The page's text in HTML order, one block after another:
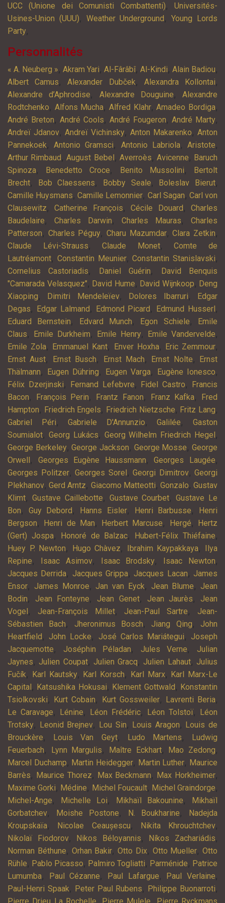
UCC (Unione dei Comunisti Combattenti),Universités-
Usines-Union (UUU), Weather Underground ,Young Lords
Party,
Personnalités
« A. Neuberg », Akram Yari, Al-Fârâbî, Al-Kindi, Alain Badiou,
Albert Camus,Alexander Dubček, Alexandra Kollontai,
Alexandre d’Aphrodise, Alexandre Douguine, Alexandre
Rodtchenko, Alfons Mucha,Alfred Klahr,Amadeo Bordiga,
André Breton, André Cools, André Fougeron, André Marty,
Andreï Jdanov, Andreï Vichinsky, Anton Makarenko, Anton
Pannekoek,Antonio Gramsci, Antonio Labriola,Aristote,
Arthur Rimbaud ,August Bebel , Averroès, Avicenne, Baruch
Spinoza, Benedetto Croce, Benito Mussolini,
Bertolt
Brecht, Bob Claessens, Bobby Seale, Boleslav Bierut,
Camille Huysmans,Camille Lemonnier, Carl Sagan, Carl von
Clausewitz,Catherine François,Cécile Douard ,Charles
Baudelaire, Charles Darwin, Charles Mauras, Charles
Patterson, Charles Péguy,Charu Mazumdar,Clara Zetkin,
Claude Lévi-Strauss,Claude Monet,Comte de
Lautréamont, Constantin Meunier,Constantin Stanislavski,
Cornelius Castoriadis, Daniel Guérin,
David Benquis
"Camarada Velasquez", David Hume, David Wijnkoop, Deng
Xiaoping, Dimitri Mendeleïev, Dolores Ibarruri,
Edgar
Degas, Edgar Lalmand , Edmond Picard , Edmund Husserl ,
Eduard Bernstein, Edvard Munch, Egon Schiele,
Emile
Claus, Emile Durkheim, Emile Henry, Emile Vandervelde,
Emile Zola, Emmanuel Kant, Enver Hoxha, Eric Zemmour,
Ernst Aust, Ernst Busch, Ernst Mach, Ernst Nolte,
Ernst
Thälmann, Eugen Dühring, Eugen Varga, Eugène Ionesco,
Félix Dzerjinski, Fernand Lefebvre, Fidel Castro,
Francis
Bacon, François Perin, Frantz Fanon, Franz Kafka,
Fred
Hampton, Friedrich Engels, Friedrich Nietzsche, Fritz Lang,
Gabriel Péri,Gabriele D'Annunzio,Galilée,Gaston
Soumialot, Georg Lukács, Georg Wilhelm Friedrich Hegel ,
George Berkeley,George Jackson, George Mosse,George
Orwell , Georges Eugène Haussmann,Georges Laugée,
Georges Politzer, Georges Sorel , Georgi Dimitrov, Georgi
Plekhanov,Gerd Arntz, Giacomo Matteotti, Gonzalo,Gustav
Klimt, Gustave Caillebotte, Gustave Courbet,Gustave Le
Bon, Guy Debord , Hanns Eisler, Henri Barbusse,
Henri
Bergson, Henri de Man, Herbert Marcuse, Hergé,
Hertz
(Gert) Jospa, Honoré de Balzac, Hubert-Félix Thiéfaine,
Huey P. Newton, Hugo Chàvez, Ibrahim Kaypakkaya,
Ilya
Repine, Isaac Asimov, Isaac Brodsky, Isaac Newton,
Jacques Derrida, Jacques Grippa, Jacques Lacan, James
Ensor, James Monroe, Jan van Eyck, Jean Blume, Jean
Bodin, Jean Fonteyne, Jean Genet, Jean Jaurès, Jean
Vogel , Jean-François Millet, Jean-Paul Sartre, Jean-
Sébastien Bach, Jheronimus Bosch, Jiang Qing, John
Heartfield , John Locke, José Carlos Mariátegui, Joseph
Jacquemotte, Joséphin Péladan, Jules Verne, Julian
Jaynes, Julien Coupat, Julien Gracq, Julien Lahaut, Julius
Fučík, Karl Kautsky, Karl Korsch, Karl Marx, Karl Marx-Le
Capital , Katsushika Hokusai, Klement Gottwald , Konstantin
Tsiolkovski, Kurt Cobain, Kurt Gossweiler, Lavrenti Beria,
Le Caravage, Lénine, Léon Frédéric, Léon Tolstoï,
Léon
Trotsky, Leonid Brejnev, Lou Sin, Louis Aragon, Louis de
Brouckère, Louis Van Geyt, Ludo Martens,
Ludwig
Feuerbach, Lynn Margulis, Maître Eckhart, Mao Zedong,
Marcel Duchamp, Martin Heidegger, Martin Luther, Maurice
Barrès, Maurice Thorez, Max Beckmann, Max Horkheimer,
Maxime Gorki, Médine, Michel Foucault, Michel Graindorge,
Michel-Ange, Michelle Loi, Mikhaïl Bakounine,
Mikhaïl
Gorbatchev, Moishe Postone, N. Boukharine,
Nadejda
Kroupskaïa, Nicolae Ceaușescu, Nikita Khrouchtchev,
Nikolaï Fiodorov, Nikos Béloyannis, Níkos Zachariádis,
Norman Béthune, Orhan Bakir, Otto Dix, Otto Mueller, Otto
Rühle, Pablo Picasso, Palmiro Togliatti, Parménide, Patrice
Lumumba, Paul Cézanne, Paul Lafargue, Paul Verlaine,
Paul-Henri Spaak, Peter Paul Rubens, Philippe Buonarroti,